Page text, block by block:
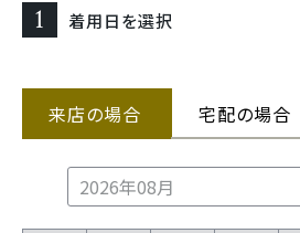
1 着用日を選択
来店の場合 宅配の場合